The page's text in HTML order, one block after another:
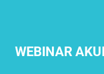
WEBINAR